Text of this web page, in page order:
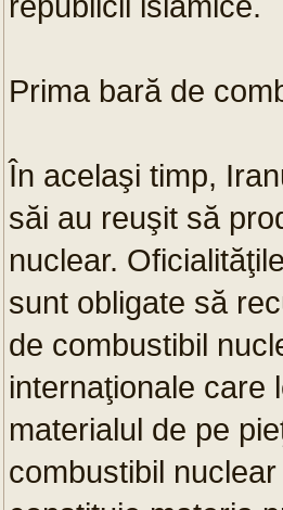
Prima bară de
În acelaşi timp,
săi au reuşit să
nuclear.
sunt obligate să
de combustibil
internaţionale care
materialul de pe
combustibil